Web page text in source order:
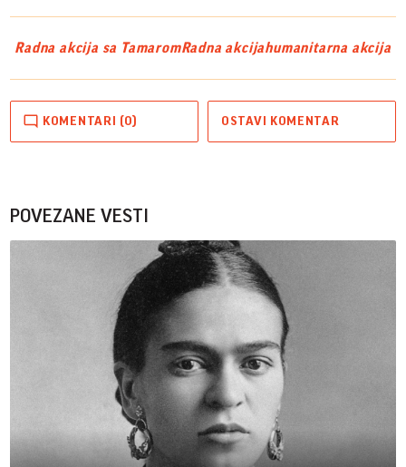
Radna akcija sa TamaromRadna akcijahumanitarna akcija
KOMENTARI (0) OSTAVI KOMENTAR
POVEZANE VESTI